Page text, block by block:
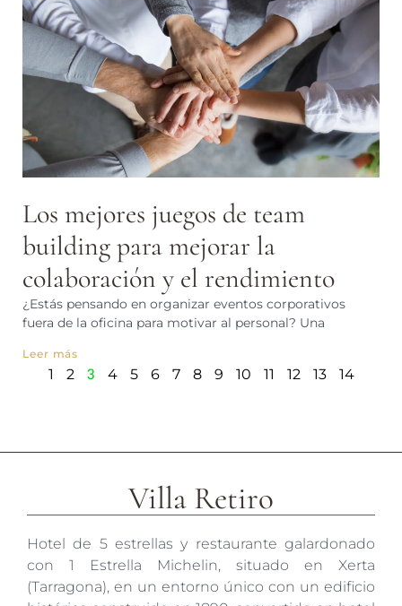
Los mejores juegos de team
building para mejorar la
colaboración y el rendimiento
¿Estás pensando en organizar eventos corporativos
fuera de la oficina para motivar al personal? Una
Leer más
1 2 3 4 5 6 7 8 9 10 11 12 13 14
Villa Retiro
Hotel de 5 estrellas y restaurante galardonado
con 1 Estrella Michelin, situado en Xerta
(Tarragona), en un entorno único con un edificio